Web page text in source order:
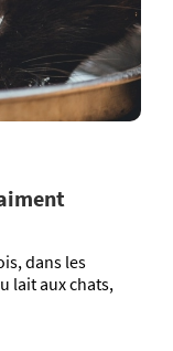
dans les
lait aux chats,